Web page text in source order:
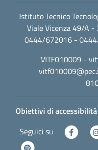
Istituto Tecnico
Viale Vicenza 49/A -
0444/672016 -
VITF010009 -
Obiettivi di accessibilità
Seguici su